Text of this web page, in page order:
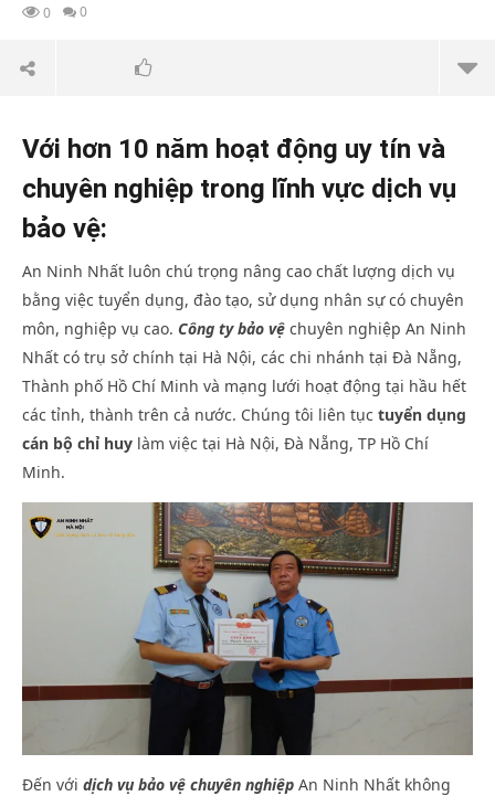
0 0
NOW VIEWING
Tuyển Cán Bộ Chỉ Huy
Tháng
2021
An
Ninh
Với hơn 10 năm hoạt động uy tín và
chuyên nghiệp trong lĩnh vực dịch vụ
bảo vệ:
An Ninh Nhất luôn chú trọng nâng cao chất lượng dịch vụ
bằng việc tuyển dụng, đào tạo, sử dụng nhân sự có chuyên
môn, nghiệp vụ cao. Công ty bảo vệ chuyên nghiệp An Ninh
Nhất có trụ sở chính tại Hà Nội, các chi nhánh tại Đà Nẵng,
Thành phố Hồ Chí Minh và mạng lưới hoạt động tại hầu hết
các tỉnh, thành trên cả nước. Chúng tôi liên tục tuyển dụng
cán bộ chỉ huy làm việc tại Hà Nội, Đà Nẵng, TP Hồ Chí
Minh.
Đến với dịch vụ bảo vệ chuyên nghiệp An Ninh Nhất không